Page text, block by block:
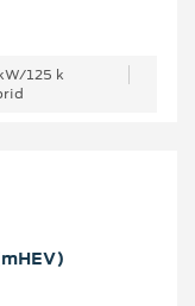
125 k